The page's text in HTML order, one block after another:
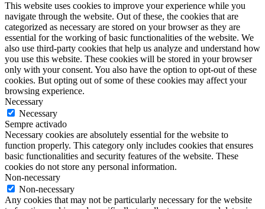
This website uses cookies to improve your experience while you
navigate through the website. Out of these, the cookies that are
categorized as necessary are stored on your browser as they are
essential for the working of basic functionalities of the website. We
also use third-party cookies that help us analyze and understand how
you use this website. These cookies will be stored in your browser
only with your consent. You also have the option to opt-out of these
cookies. But opting out of some of these cookies may affect your
browsing experience.
Necessary
Necessary
Sempre activado
Necessary cookies are absolutely essential for the website to
function properly. This category only includes cookies that ensures
basic functionalities and security features of the website. These
cookies do not store any personal information.
Non-necessary
Non-necessary
Any cookies that may not be particularly necessary for the website